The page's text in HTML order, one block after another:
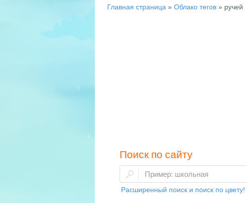
Главная страница » Облако тегов » ручей
Поиск по сайту
Расширенный поиск и поиск по цвету!